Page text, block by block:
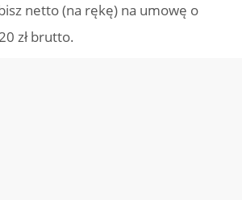
netto (na rękę) na umowę o
zł brutto.